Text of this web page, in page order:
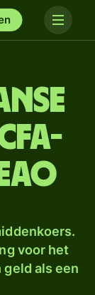
voor het
als een